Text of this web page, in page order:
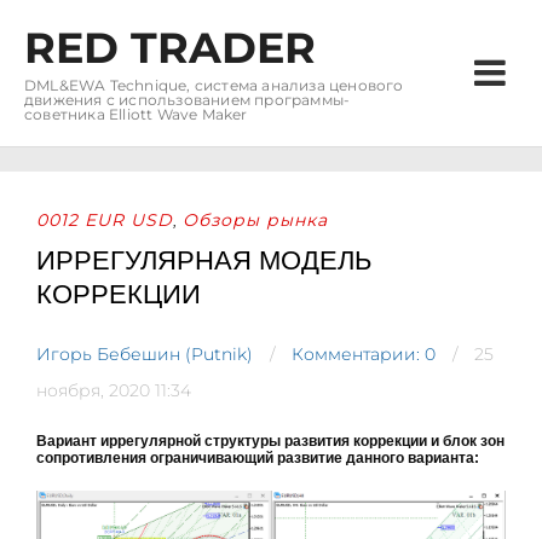
RED TRADER
DML&EWA Technique, система анализа ценового
движения с использованием программы-
советника Elliott Wave Maker
0012 EUR USD, Обзоры рынка
ИРРЕГУЛЯРНАЯ МОДЕЛЬ
КОРРЕКЦИИ
Игорь Бебешин (Putnik) Комментарии: 0
25
ноября, 2020 11:34
Вариант иррегулярной структуры развития коррекции и блок зон
сопротивления ограничивающий развитие данного варианта: